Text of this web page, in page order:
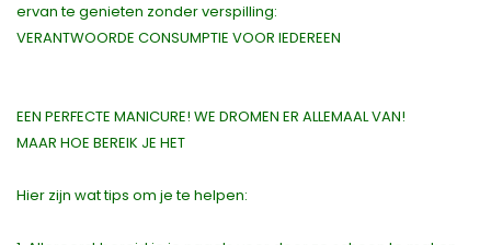
ervan te genieten zonder verspilling:
VERANTWOORDE CONSUMPTIE VOOR IEDEREEN
EEN PERFECTE MANICURE! WE DROMEN ER ALLEMAAL VAN!
MAAR HOE BEREIK JE HET
Hier zijn wat tips om je te helpen: